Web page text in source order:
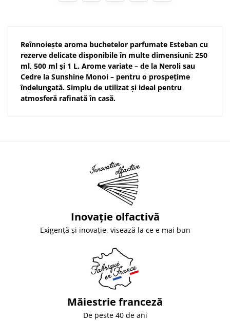
Reînnoiește aroma buchetelor parfumate Esteban cu
rezerve delicate disponibile în multe dimensiuni: 250
ml, 500 ml și 1 L. Arome variate – de la Neroli sau
Cedre la Sunshine Monoi – pentru o prospețime
îndelungată. Simplu de utilizat și ideal pentru
atmosferă rafinată în casă.
Inovație olfactivă
Exigență și inovație, visează la ce e mai bun
Măiestrie franceză
De peste 40 de ani